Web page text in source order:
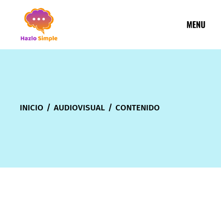
INICIO AUDIOVISUAL CONTENIDO